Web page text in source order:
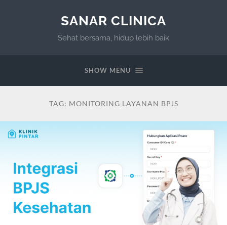
SANAR CLINICA
Sehat bersama, hidup lebih baik
SHOW MENU
TAG: MONITORING LAYANAN BPJS